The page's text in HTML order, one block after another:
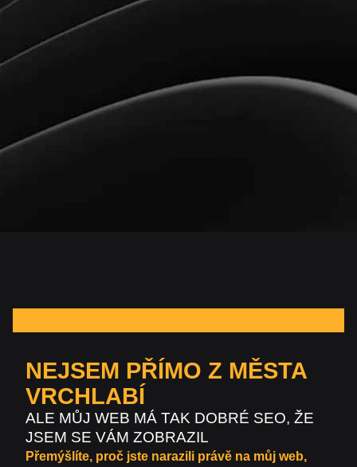
NEJSEM PŘÍMO Z MĚSTA
VRCHLABÍ
ALE MŮJ WEB MÁ TAK DOBRÉ SEO, ŽE
JSEM SE VÁM ZOBRAZIL
Přemýšlíte, proč jste narazili právě na můj web,